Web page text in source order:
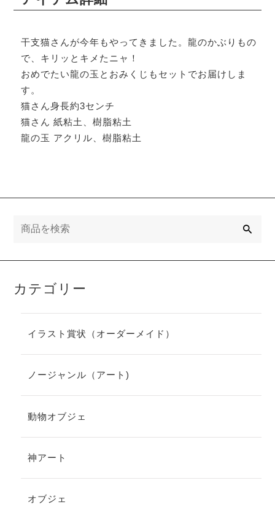
干支猫さんが今年もやってきました。龍のかぶりもの
で、キリッとキメたニャ！
おめでたい龍の玉とおみくじもセットでお届けしま
す。
猫さん身長約3センチ
猫さん 紙粘土、樹脂粘土
龍の玉 アクリル、樹脂粘土
カテゴリー
イラスト賞状（オーダーメイド）
ノージャンル（アート)
動物オブジェ
神アート
オブジェ